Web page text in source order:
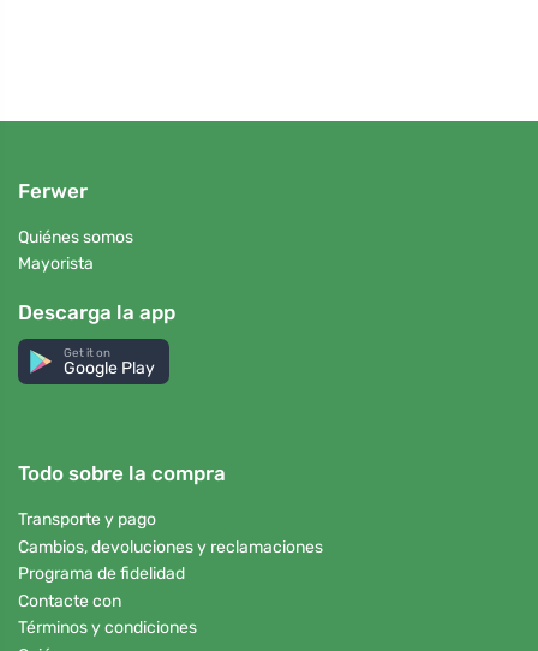
Ferwer
Quiénes somos
Mayorista
Descarga la app
Get it on
Google Play
Todo sobre la compra
Transporte y pago
Cambios, devoluciones y reclamaciones
Programa de fidelidad
Contacte con
Términos y condiciones